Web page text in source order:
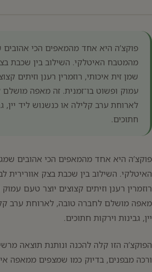
פוקצ’ה היא אחד מהמאפים הכי אהובים
מהמטבח האיטלקי. השילוב בין שכבת
שמן זית איכותי, רוזמרין רענן וזיתים
עמוק ופשוט בו־זמנית. זה מאפה
לארוחת ערב קלילה או כנשנוש ליד יין,
חתוכים.
פוקצ’ה היא אחד מהמאפים הכי אהובים
האיטלקי. השילוב בין שכבת בצק אוורירית
רוזמרין רענן וזיתים קצוצים יוצר טעם
מאפה מושלם לחברה טובה, לארוחת ערב
יין, גבינות וירקות חתוכים.
הפוקצ’ה הזו קלה להכנה ונותנת תוצאה
ורכה מבפנים, בדיוק כמו שמצפים ממאפה